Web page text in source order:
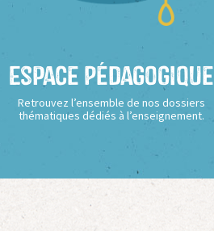
Espace Pédagogique
Retrouvez l’ensemble de nos dossiers
thématiques dédiés à l’enseignement.